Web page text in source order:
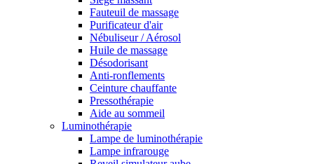
Fauteuil de massage
Purificateur d'air
Nébuliseur / Aérosol
Huile de massage
Désodorisant
Anti-ronflements
Ceinture chauffante
Pressothérapie
Aide au sommeil
Luminothérapie
Lampe de luminothérapie
Lampe infrarouge